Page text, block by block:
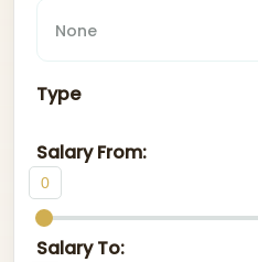
None
Type
Salary From:
0
Salary To: